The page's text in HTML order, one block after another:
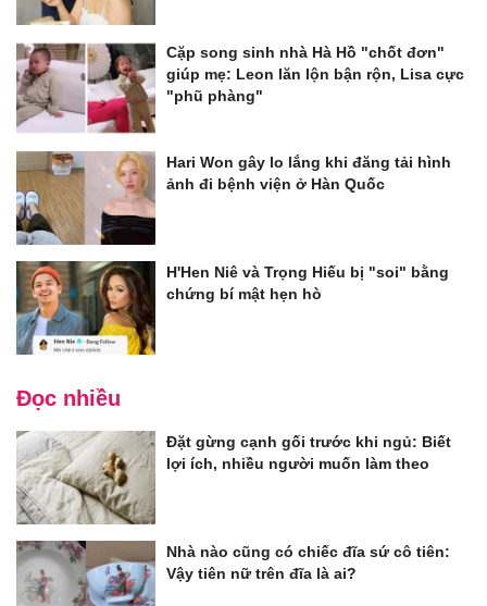
Cặp song sinh nhà Hà Hồ "chốt đơn"
giúp mẹ: Leon lăn lộn bận rộn, Lisa cực
"phũ phàng"
Hari Won gây lo lắng khi đăng tải hình
ảnh đi bệnh viện ở Hàn Quốc
H'Hen Niê và Trọng Hiếu bị "soi" bằng
chứng bí mật hẹn hò
Đọc nhiều
Đặt gừng cạnh gối trước khi ngủ: Biết
lợi ích, nhiều người muốn làm theo
Nhà nào cũng có chiếc đĩa sứ cô tiên:
Vậy tiên nữ trên đĩa là ai?